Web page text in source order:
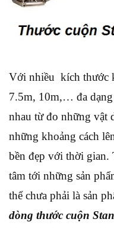
Với nhiều kích thước
7.5m, 10m,… đa
nhau từ đo những vật
những khoảng cách
bền đẹp với thời gian.
tâm tới những sản
thể chưa phải là sản
dòng thước cuộn